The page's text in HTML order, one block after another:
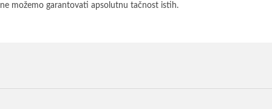
ne možemo garantovati apsolutnu tačnost istih.